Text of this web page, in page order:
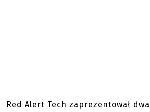
Red Alert Tech zaprezentował dwa